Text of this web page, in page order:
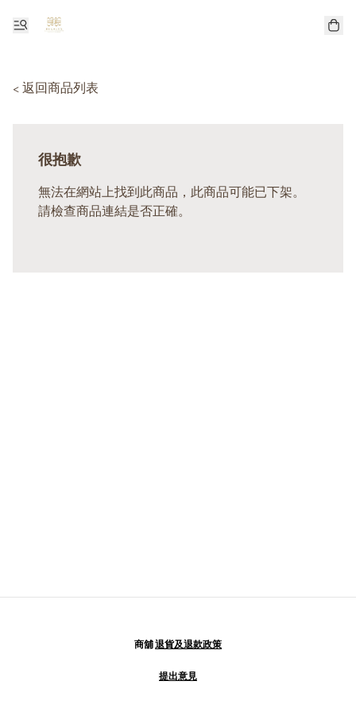
< 返回商品列表
很抱歉
無法在網站上找到此商品，此商品可能已下架。
請檢查商品連結是否正確。
商舖退貨及退款政策
提出意見